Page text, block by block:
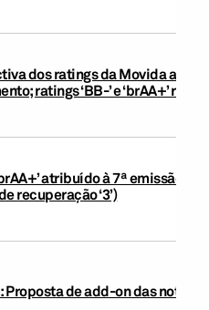
dos ratings da Movida
ratings ‘BB-’ e ‘brAA+’
atribuído à 7ª emissão
recuperação ‘3’)
Proposta de add-on das notas